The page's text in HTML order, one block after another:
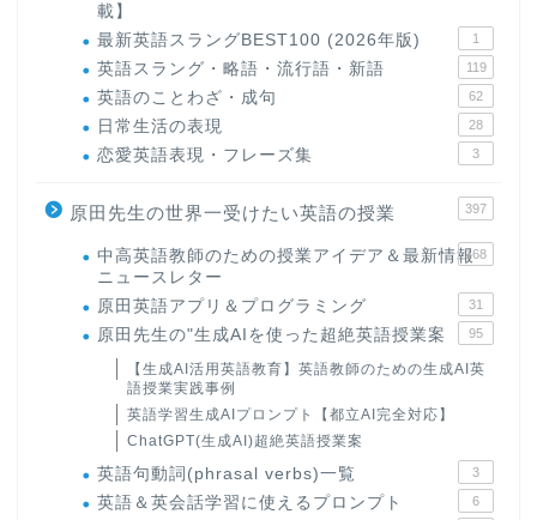
載】
最新英語スラングBEST100 (2026年版) 1
英語スラング・略語・流行語・新語 119
英語のことわざ・成句 62
日常生活の表現 28
恋愛英語表現・フレーズ集 3
原田先生の世界一受けたい英語の授業 397
中高英語教師のための授業アイデア＆最新情報
ニュースレター
168
原田英語アプリ＆プログラミング 31
原田先生の"生成AIを使った超絶英語授業案 95
【生成AI活用英語教育】英語教師のための生成AI英
語授業実践事例
英語学習生成AIプロンプト【都立AI完全対応】
ChatGPT(生成AI)超絶英語授業案
英語句動詞(phrasal verbs)一覧 3
英語＆英会話学習に使えるプロンプト 6